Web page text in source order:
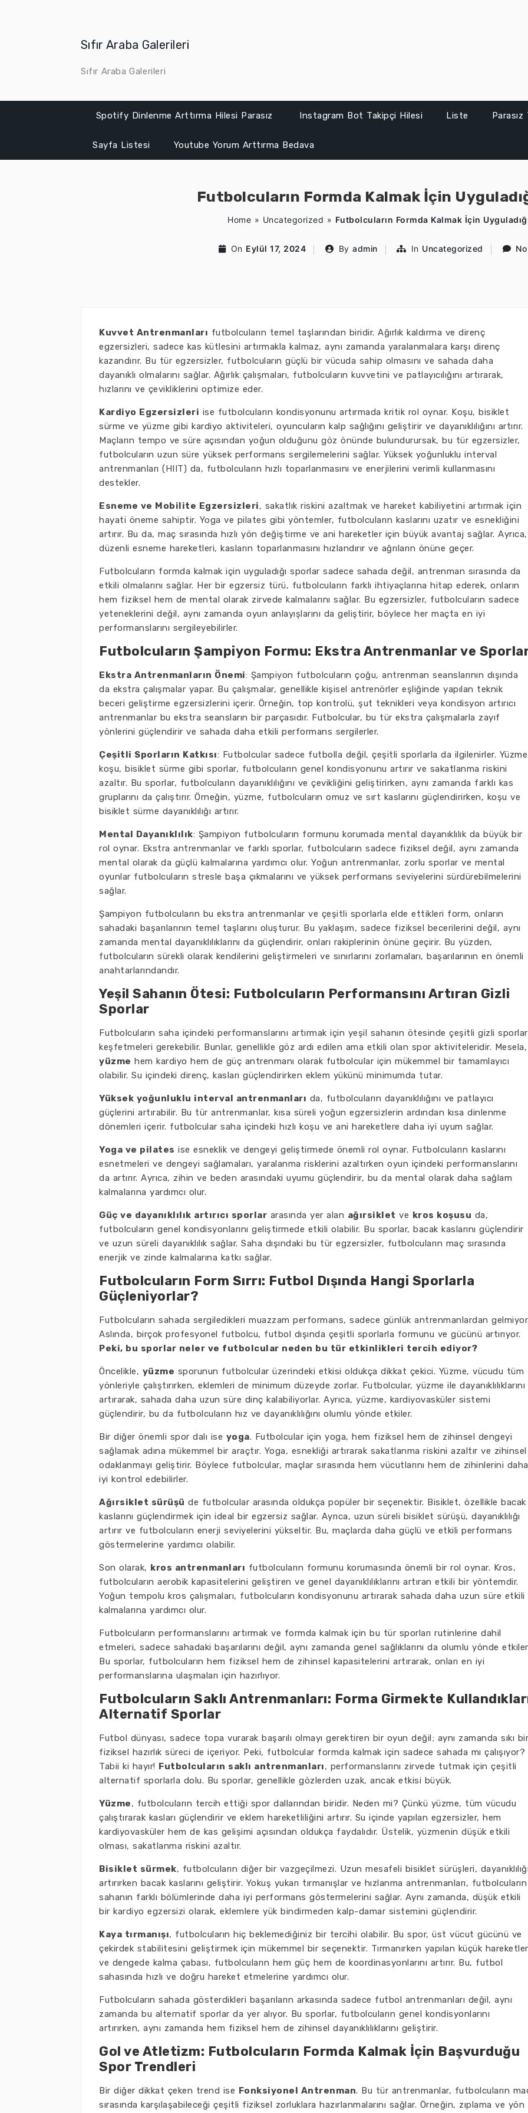
Sıfır Araba Galerileri
Sıfır Araba Galerileri
Spotify Dinlenme Arttırma Hilesi Parasız Instagram Bot Takipçi Hilesi Liste
Sayfa Listesi Youtube Yorum Arttırma Bedava
Futbolcuların Formda Kalmak İçin
Home » Uncategorized » Futbolcuların Formda Kalmak İçin
On Eylül 17, 2024 By admin In Uncategorized
Kuvvet Antrenmanları futbolcuların temel taşlarından biridir. Ağırlık kaldırma ve direnç
egzersizleri, sadece kas kütlesini artırmakla kalmaz, aynı zamanda yaralanmalara karşı direnç
kazandırır. Bu tür egzersizler, futbolcuların güçlü bir vücuda sahip olmasını ve sahada daha
dayanıklı olmalarını sağlar. Ağırlık çalışmaları, futbolcuların kuvvetini ve patlayıcılığını artırarak,
hızlarını ve çevikliklerini optimize eder.
Kardiyo Egzersizleri ise futbolcuların kondisyonunu artırmada kritik rol oynar. Koşu, bisiklet
sürme ve yüzme gibi kardiyo aktiviteleri, oyuncuların kalp sağlığını geliştirir ve dayanıklılığını artırır.
Maçların tempo ve süre açısından yoğun olduğunu göz önünde bulundurursak, bu tür egzersizler,
futbolcuların uzun süre yüksek performans sergilemelerini sağlar. Yüksek yoğunluklu interval
antrenmanları (HIIT) da, futbolcuların hızlı toparlanmasını ve enerjilerini verimli kullanmasını
destekler.
Esneme ve Mobilite Egzersizleri, sakatlık riskini azaltmak ve hareket kabiliyetini artırmak için
hayati öneme sahiptir. Yoga ve pilates gibi yöntemler, futbolcuların kaslarını uzatır ve esnekliğini
artırır. Bu da, maç sırasında hızlı yön değiştirme ve ani hareketler için büyük avantaj sağlar. Ayrıca,
düzenli esneme hareketleri, kasların toparlanmasını hızlandırır ve ağrıların önüne geçer.
Futbolcuların formda kalmak için uyguladığı sporlar sadece sahada değil, antrenman sırasında da
etkili olmalarını sağlar. Her bir egzersiz türü, futbolcuların farklı ihtiyaçlarına hitap ederek, onların
hem fiziksel hem de mental olarak zirvede kalmalarını sağlar. Bu egzersizler, futbolcuların sadece
yeteneklerini değil, aynı zamanda oyun anlayışlarını da geliştirir, böylece her maçta en iyi
performanslarını sergileyebilirler.
Futbolcuların Şampiyon Formu: Ekstra Antrenmanlar ve
Ekstra Antrenmanların Önemi: Şampiyon futbolcuların çoğu, antrenman seanslarının dışında
da ekstra çalışmalar yapar. Bu çalışmalar, genellikle kişisel antrenörler eşliğinde yapılan teknik
beceri geliştirme egzersizlerini içerir. Örneğin, top kontrolü, şut teknikleri veya kondisyon artırıcı
antrenmanlar bu ekstra seansların bir parçasıdır. Futbolcular, bu tür ekstra çalışmalarla zayıf
yönlerini güçlendirir ve sahada daha etkili performans sergilerler.
Çeşitli Sporların Katkısı: Futbolcular sadece futbolla değil, çeşitli sporlarla da ilgilenirler.
koşu, bisiklet sürme gibi sporlar, futbolcuların genel kondisyonunu artırır ve sakatlanma riskini
azaltır. Bu sporlar, futbolcuların dayanıklılığını ve çevikliğini geliştirirken, aynı zamanda farklı kas
gruplarını da çalıştırır. Örneğin, yüzme, futbolcuların omuz ve sırt kaslarını güçlendirirken, koşu ve
bisiklet sürme dayanıklılığı artırır.
Mental Dayanıklılık: Şampiyon futbolcuların formunu korumada mental dayanıklılık da büyük bir
rol oynar. Ekstra antrenmanlar ve farklı sporlar, futbolcuların sadece fiziksel değil, aynı zamanda
mental olarak da güçlü kalmalarına yardımcı olur. Yoğun antrenmanlar, zorlu sporlar ve mental
oyunlar futbolcuların stresle başa çıkmalarını ve yüksek performans seviyelerini sürdürebilmelerini
sağlar.
Şampiyon futbolcuların bu ekstra antrenmanlar ve çeşitli sporlarla elde ettikleri form, onların
sahadaki başarılarının temel taşlarını oluşturur. Bu yaklaşım, sadece fiziksel becerilerini değil, aynı
zamanda mental dayanıklılıklarını da güçlendirir, onları rakiplerinin önüne geçirir. Bu yüzden,
futbolcuların sürekli olarak kendilerini geliştirmeleri ve sınırlarını zorlamaları, başarılarının en önemli
anahtarlarındandır.
Yeşil Sahanın Ötesi: Futbolcuların Performansını Artıran Gizli
Sporlar
Futbolcuların saha içindeki performanslarını artırmak için yeşil sahanın ötesinde çeşitli gizli sporlar
keşfetmeleri gerekebilir. Bunlar, genellikle göz ardı edilen ama etkili olan spor aktiviteleridir. Mesela,
yüzme hem kardiyo hem de güç antrenmanı olarak futbolcular için mükemmel bir tamamlayıcı
olabilir. Su içindeki direnç, kasları güçlendirirken eklem yükünü minimumda tutar.
Yüksek yoğunluklu interval antrenmanları da, futbolcuların dayanıklılığını ve patlayıcı
güçlerini artırabilir. Bu tür antrenmanlar, kısa süreli yoğun egzersizlerin ardından kısa dinlenme
dönemleri içerir. futbolcular saha içindeki hızlı koşu ve ani hareketlere daha iyi uyum sağlar.
Yoga ve pilates ise esneklik ve dengeyi geliştirmede önemli rol oynar. Futbolcuların kaslarını
esnetmeleri ve dengeyi sağlamaları, yaralanma risklerini azaltırken oyun içindeki performanslarını
da artırır. Ayrıca, zihin ve beden arasındaki uyumu güçlendirir, bu da mental olarak daha sağlam
kalmalarına yardımcı olur.
Güç ve dayanıklılık artırıcı sporlar arasında yer alan ağırsiklet ve kros koşusu da,
futbolcuların genel kondisyonlarını geliştirmede etkili olabilir. Bu sporlar, bacak kaslarını güçlendirir
ve uzun süreli dayanıklılık sağlar. Saha dışındaki bu tür egzersizler, futbolcuların maç sırasında
enerjik ve zinde kalmalarına katkı sağlar.
Futbolcuların Form Sırrı: Futbol Dışında Hangi Sporlarla
Güçleniyorlar?
Futbolcuların sahada sergiledikleri muazzam performans, sadece günlük antrenmanlardan
Aslında, birçok profesyonel futbolcu, futbol dışında çeşitli sporlarla formunu ve gücünü artırıyor.
Peki, bu sporlar neler ve futbolcular neden bu tür etkinlikleri tercih ediyor?
Öncelikle, yüzme sporunun futbolcular üzerindeki etkisi oldukça dikkat çekici. Yüzme, vücudu tüm
yönleriyle çalıştırırken, eklemleri de minimum düzeyde zorlar. Futbolcular, yüzme ile dayanıklılıklarını
artırarak, sahada daha uzun süre dinç kalabiliyorlar. Ayrıca, yüzme, kardiyovasküler sistemi
güçlendirir, bu da futbolcuların hız ve dayanıklılığını olumlu yönde etkiler.
Bir diğer önemli spor dalı ise yoga. Futbolcular için yoga, hem fiziksel hem de zihinsel dengeyi
sağlamak adına mükemmel bir araçtır. Yoga, esnekliği artırarak sakatlanma riskini azaltır ve zihinsel
odaklanmayı geliştirir. Böylece futbolcular, maçlar sırasında hem vücutlarını hem de zihinlerini daha
iyi kontrol edebilirler.
Ağırsiklet sürüşü de futbolcular arasında oldukça popüler bir seçenektir. Bisiklet, özellikle bacak
kaslarını güçlendirmek için ideal bir egzersiz sağlar. Ayrıca, uzun süreli bisiklet sürüşü, dayanıklılığı
artırır ve futbolcuların enerji seviyelerini yükseltir. Bu, maçlarda daha güçlü ve etkili performans
göstermelerine yardımcı olabilir.
Son olarak, kros antrenmanları futbolcuların formunu korumasında önemli bir rol oynar. Kros,
futbolcuların aerobik kapasitelerini geliştiren ve genel dayanıklılıklarını artıran etkili bir yöntemdir.
Yoğun tempolu kros çalışmaları, futbolcuların kondisyonunu artırarak sahada daha uzun süre etkili
kalmalarına yardımcı olur.
Futbolcuların performanslarını artırmak ve formda kalmak için bu tür sporları rutinlerine dahil
etmeleri, sadece sahadaki başarılarını değil, aynı zamanda genel sağlıklarını da olumlu yönde
Bu sporlar, futbolcuların hem fiziksel hem de zihinsel kapasitelerini artırarak, onları en iyi
performanslarına ulaşmaları için hazırlıyor.
Futbolcuların Saklı Antrenmanları: Forma Girmekte
Alternatif Sporlar
Futbol dünyası, sadece topa vurarak başarılı olmayı gerektiren bir oyun değil; aynı zamanda sıkı bir
fiziksel hazırlık süreci de içeriyor. Peki, futbolcular formda kalmak için sadece sahada mı çalışıyor?
Tabii ki hayır! Futbolcuların saklı antrenmanları, performanslarını zirvede tutmak için çeşitli
alternatif sporlarla dolu. Bu sporlar, genellikle gözlerden uzak, ancak etkisi büyük.
Yüzme, futbolcuların tercih ettiği spor dallarından biridir. Neden mi? Çünkü yüzme, tüm vücudu
çalıştırarak kasları güçlendirir ve eklem hareketliliğini artırır. Su içinde yapılan egzersizler, hem
kardiyovasküler hem de kas gelişimi açısından oldukça faydalıdır. Üstelik, yüzmenin düşük etkili
olması, sakatlanma riskini azaltır.
Bisiklet sürmek, futbolcuların diğer bir vazgeçilmezi. Uzun mesafeli bisiklet sürüşleri,
artırırken bacak kaslarını geliştirir. Yokuş yukarı tırmanışlar ve hızlanma antrenmanları, futbolcuların
sahanın farklı bölümlerinde daha iyi performans göstermelerini sağlar. Aynı zamanda, düşük etkili
bir kardiyo egzersizi olarak, eklemlere yük bindirmeden kalp-damar sistemini güçlendirir.
Kaya tırmanışı, futbolcuların hiç beklemediğiniz bir tercihi olabilir. Bu spor, üst vücut gücünü ve
çekirdek stabilitesini geliştirmek için mükemmel bir seçenektir. Tırmanırken yapılan küçük hareketler
ve dengede kalma çabası, futbolcuların hem güç hem de koordinasyonlarını artırır. Bu, futbol
sahasında hızlı ve doğru hareket etmelerine yardımcı olur.
Futbolcuların sahada gösterdikleri başarıların arkasında sadece futbol antrenmanları değil, aynı
zamanda bu alternatif sporlar da yer alıyor. Bu sporlar, futbolcuların genel kondisyonlarını
artırırken, aynı zamanda hem fiziksel hem de zihinsel dayanıklılıklarını geliştirir.
Gol ve Atletizm: Futbolcuların Formda Kalmak İçin Başvurduğu
Spor Trendleri
Bir diğer dikkat çeken trend ise Fonksiyonel Antrenman. Bu tür antrenmanlar, futbolcuların
sırasında karşılaşabileceği çeşitli fiziksel zorluklara hazırlanmalarını sağlar. Örneğin, zıplama ve yön